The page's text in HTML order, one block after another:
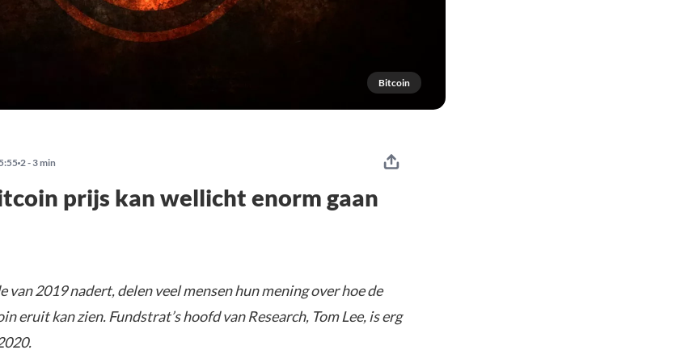
Bitcoin
2 - 3 min
prijs kan wellicht enorm gaan
van 2019 nadert, delen veel mensen hun mening over hoe de
eruit kan zien. Fundstrat’s hoofd van Research, Tom Lee, is erg